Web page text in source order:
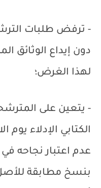
- ترفض طلبات
دون إيداع الوثائق
لهذا الغرض؛
- يتعين على
الكتابي الإدلاء يوم
عدم اعتبار نجاحه في
بنسخ مطابقة للأصل